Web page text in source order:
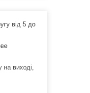
від 5 до
виході,